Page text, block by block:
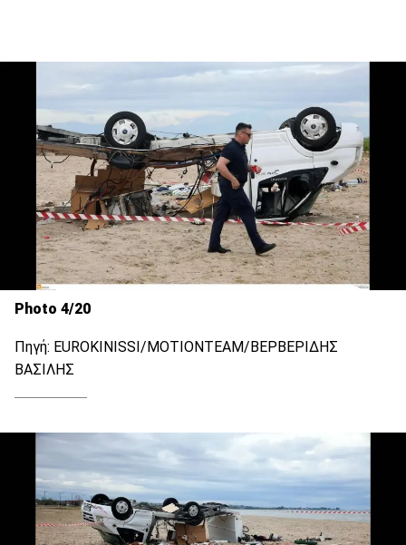
Photo 4/20
Πηγή: EUROKINISSI/ΜΟΤΙΟΝΤΕΑΜ/ΒΕΡΒΕΡΙΔΗΣ
ΒΑΣΙΛΗΣ